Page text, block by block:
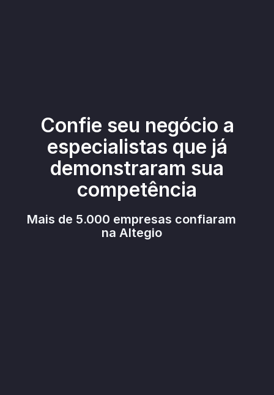
Confie seu negócio a
especialistas que já
demonstraram sua
competência
Mais de 5.000 empresas confiaram
na Altegio